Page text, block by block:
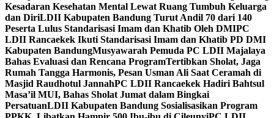
Kesadaran Kesehatan Mental Lewat Ruang Tumbuh Keluarga
dan DiriLDII Kabupaten Bandung Turut Andil 70 dari 140
Peserta Lulus Standarisasi Imam dan Khatib Oleh DMIPC
LDII Rancaekek Ikuti Standarisasi Imam dan Khatib PD DMI
Kabupaten BandungMusyawarah Pemuda PC LDII Majalaya
Bahas Evaluasi dan Rencana ProgramTertibkan Sholat, Jaga
Rumah Tangga Harmonis, Pesan Usman Ali Saat Ceramah di
Masjid Raudhotul JannahPC LDII Rancaekek Hadiri Bahtsul
Masa’il MUI, Bahas Sholat Jumat dalam Bingkai
PersatuanLDII Kabupaten Bandung Sosialisasikan Program